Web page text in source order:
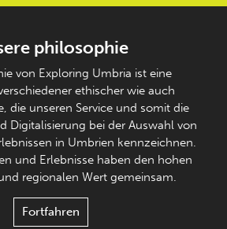
philosophie
von Exploring Umbria ist eine
ethischer wie auch
die unseren Service und somit die
Digitalisierung bei der Auswahl von
in Umbrien kennzeichnen.
und Erlebnisse haben den hohen
regionalen Wert gemeinsam.
Fortfahren